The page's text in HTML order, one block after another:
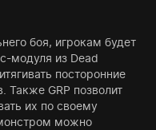
боя, игрокам будет
модуля из Dead
посторонние
Также GRP позволит
их по своему
можно